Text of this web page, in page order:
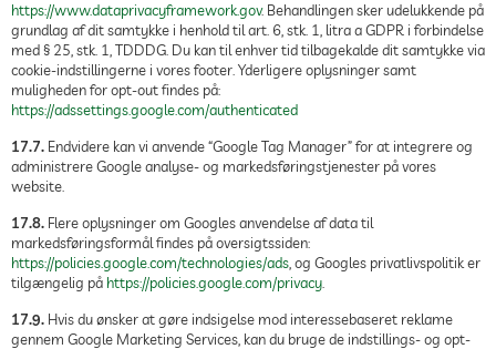
https://www.dataprivacyframework.gov. Behandlingen sker udelukkende på
grundlag af dit samtykke i henhold til art. 6, stk. 1, litra a GDPR i forbindelse
med § 25, stk. 1, TDDDG. Du kan til enhver tid tilbagekalde dit samtykke via
cookie-indstillingerne i vores footer. Yderligere oplysninger samt
muligheden for opt-out findes på:
https://adssettings.google.com/authenticated
17.7. Endvidere kan vi anvende “Google Tag Manager” for at integrere og
administrere Google analyse- og markedsføringstjenester på vores
website.
17.8. Flere oplysninger om Googles anvendelse af data til
markedsføringsformål findes på oversigtssiden:
https://policies.google.com/technologies/ads , og Googles privatlivspolitik er
tilgængelig på https://policies.google.com/privacy
17.9. Hvis du ønsker at gøre indsigelse mod interessebaseret reklame
gennem Google Marketing Services, kan du bruge de indstillings- og opt-